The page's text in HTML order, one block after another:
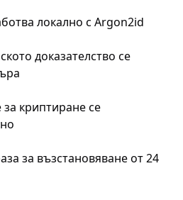
локално с Argon2id
доказателство се
криптиране се
за възстановяване от 24